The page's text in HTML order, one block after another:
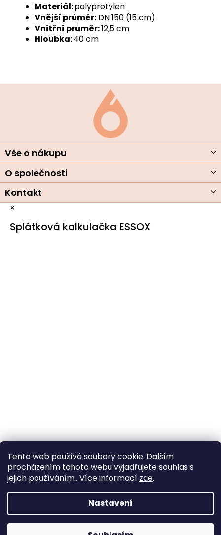
Tento web používá soubory cookie. Dalším
procházením tohoto webu vyjadřujete souhlas s
jejich používáním.. Více informací zde.
Nastavení
Materiál:polyprotylen
Vnější průměr: DN 150 (15 cm)
Vnitřní průměr:12,5 cm
Hloubka:40 cm
Z
í
Vše o nákupu
O společnosti
Kontakt
×
Splátková kalkulačka ESSOX